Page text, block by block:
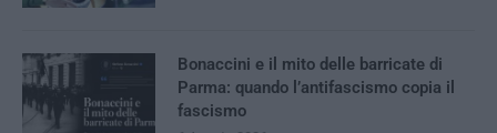
Bonaccini e il mito delle barricate di
Parma: quando l’antifascismo copia il
fascismo